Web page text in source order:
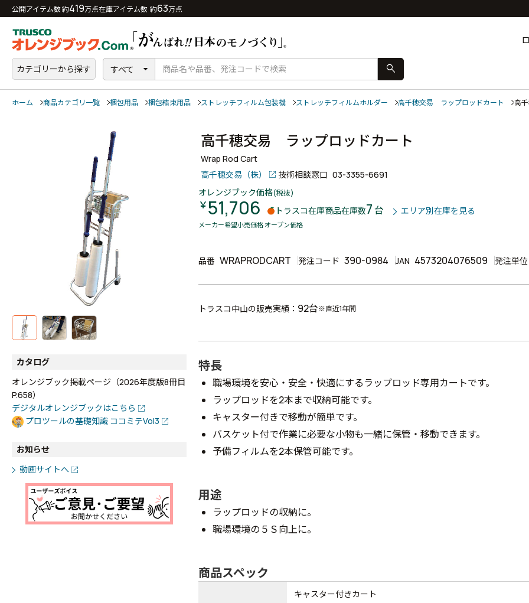
公開アイテム数 約419万点在庫アイテム数 約63万点
カテゴリーから探す すべて search
ホーム 商品カテゴリ一覧 梱包用品 梱包結束用品 ストレッチフィルム包装機 ストレッチフィルムホルダー 高千穂交易 ラップロッドカート 高
カタログ
オレンジブック掲載ページ（2026年度版8冊目
P.658）
デジタルオレンジブックはこちら
プロツールの基礎知識 ココミテVol3
お知らせ
動画サイトへ
高千穂交易 ラップロッドカート
Wrap Rod Cart
高千穂交易（株）
技術相談窓口 03-3355-6691
オレンジブック価格(税抜)
￥51,706 トラスコ在庫商品在庫数7台 エリア別在庫を見る
メーカー希望小売価格 オープン価格
品番 WRAPRODCART 発注コード 390-0984 JAN 4573204076509 発注単位
トラスコ中山の販売実績： 92台※直近1年間
特長
職場環境を安心・安全・快適にするラップロッド専用カートです。
ラップロッドを2本まで収納可能です。
キャスター付きで移動が簡単です。
バスケット付で作業に必要な小物も一緒に保管・移動できます。
予備フィルムを2本保管可能です。
用途
ラップロッドの収納に。
職場環境の５Ｓ向上に。
商品スペック
キャスター付きカート